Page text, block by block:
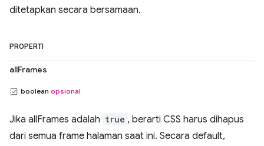
ditetapkan secara bersamaan.
PROPERTI
allFrames
boolean opsional
Jika allFrames adalah true , berarti CSS harus dihapus
dari semua frame halaman saat ini. Secara default,